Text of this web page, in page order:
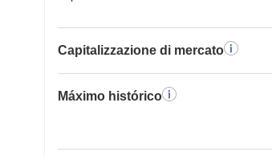
Capitalizzazione di mercato
Máximo histórico